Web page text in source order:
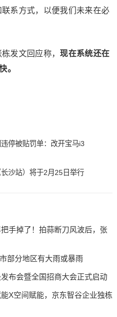
系方式，以便我们未来在必
发文回应称，现在系统还在
。
停被贴罚单：改开宝马i3
沙站）将于2月25日举行
手掉了！拍蒜断刀风波后，张
部分地区有大雨或暴雨
布会暨全国招商大会正式启动
X空间赋能，京东智谷企业独栋